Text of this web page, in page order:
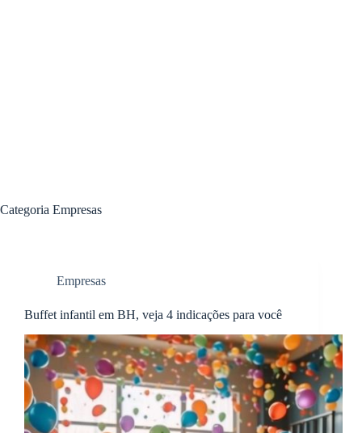
Categoria Empresas
Empresas
Buffet infantil em BH, veja 4 indicações para você